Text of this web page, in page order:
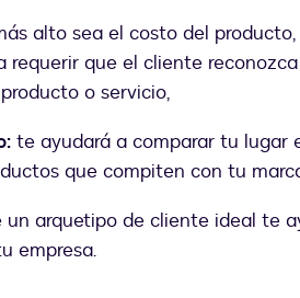
alto sea el costo del producto,
requerir que el cliente
o servicio,
te ayudará a comparar tu lugar
que compiten con tu
un arquetipo de cliente ideal te
empresa.